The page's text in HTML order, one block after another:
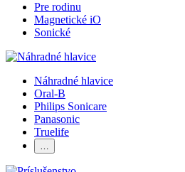
Pre rodinu
Magnetické iO
Sonické
Náhradné hlavice
Oral-B
Philips Sonicare
Panasonic
Truelife
…